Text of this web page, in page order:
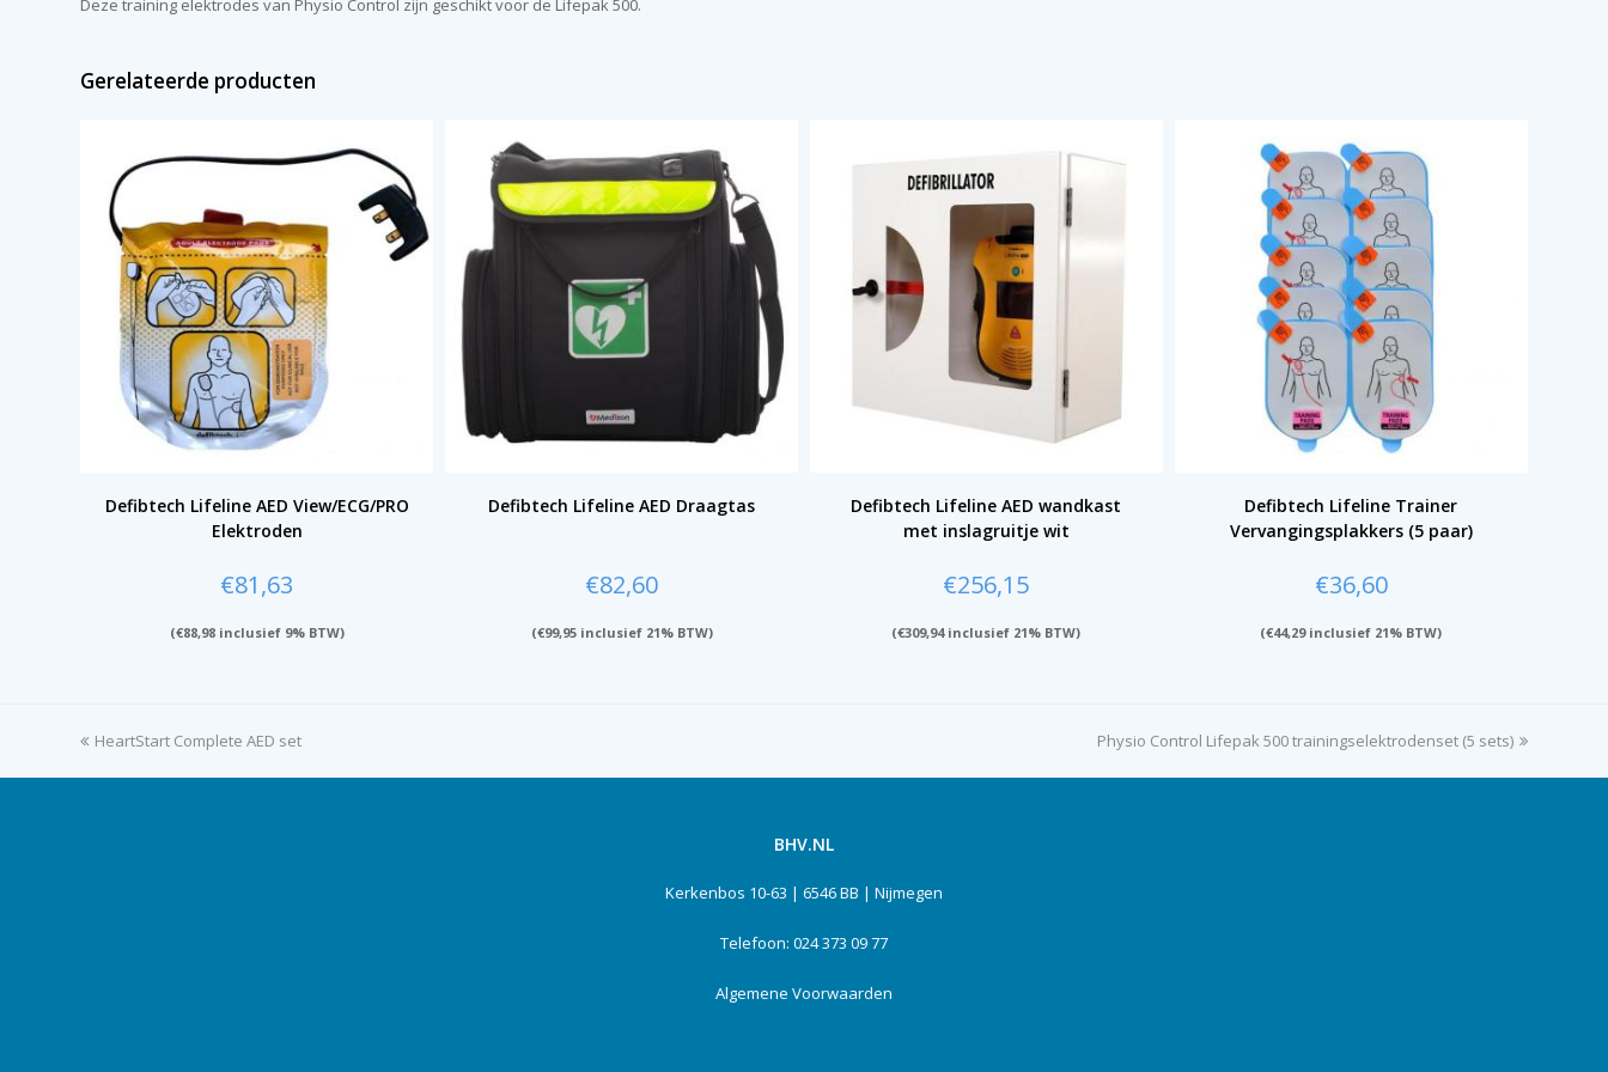
Deze training elektrodes van Physio Control zijn geschikt voor de Lifepak 500.
Gerelateerde producten
Defibtech Lifeline AED View/ECG/PRO
Elektroden
€81,63
(€88,98inclusief 9% BTW)
Defibtech Lifeline AED Draagtas
€82,60
(€99,95inclusief 21% BTW)
Defibtech Lifeline AED wandkast
met inslagruitje wit
€256,15
(€309,94inclusief 21% BTW)
Defibtech Lifeline Trainer
Vervangingsplakkers (5 paar)
€36,60
(€44,29inclusief 21% BTW)
previous
HeartStart Complete AED set
next
Physio Control Lifepak 500 trainingselektrodenset (5 sets)
BHV.NL
Kerkenbos 10-63 | 6546 BB | Nijmegen
Telefoon: 024 373 09 77
Algemene Voorwaarden